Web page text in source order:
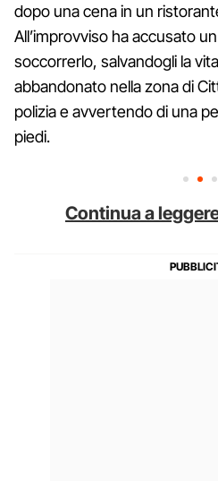
dopo una cena in un
All’improvviso ha accusato
soccorrerlo, salvandogli la
abbandonato nella zona di
polizia e avvertendo di una
piedi.
Continua a